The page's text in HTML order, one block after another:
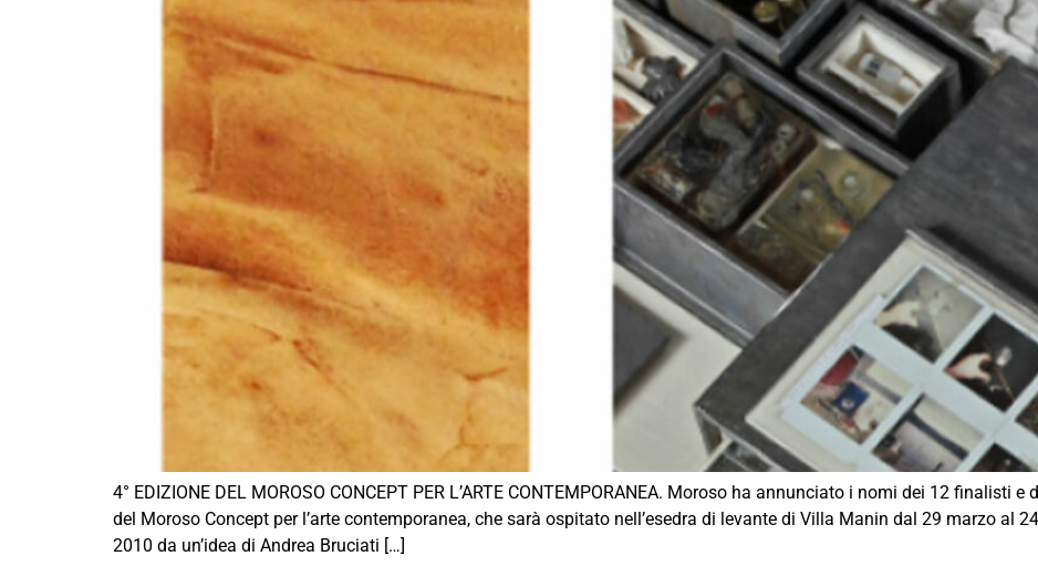
4° EDIZIONE DEL MOROSO CONCEPT PER L’ARTE CONTEMPORANEA. Moroso ha annunciato i nomi dei 12 finalisti
del Moroso Concept per l’arte contemporanea, che sarà ospitato nell’esedra di levante di Villa Manin dal 29 marzo al
2010 da un’idea di Andrea Bruciati […]